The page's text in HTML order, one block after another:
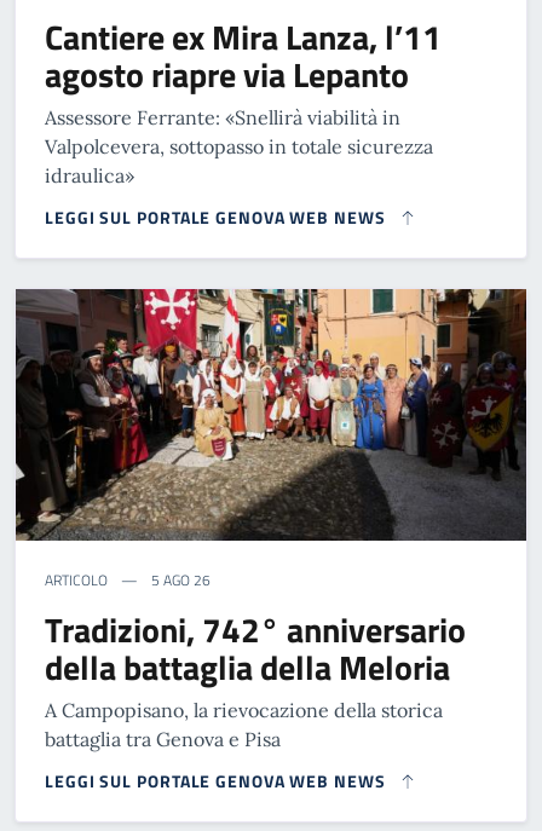
Cantiere ex Mira Lanza, l’11
agosto riapre via Lepanto
Assessore Ferrante: «Snellirà viabilità in
Valpolcevera, sottopasso in totale sicurezza
idraulica»
LEGGI SUL PORTALE GENOVA WEB NEWS
ARTICOLO 5 AGO 26
Tradizioni, 742° anniversario
della battaglia della Meloria
A Campopisano, la rievocazione della storica
battaglia tra Genova e Pisa
LEGGI SUL PORTALE GENOVA WEB NEWS